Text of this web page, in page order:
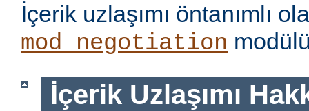
İçerik uzlaşımı öntanımlı
mod_negotiation
İçerik Uzlaşımı